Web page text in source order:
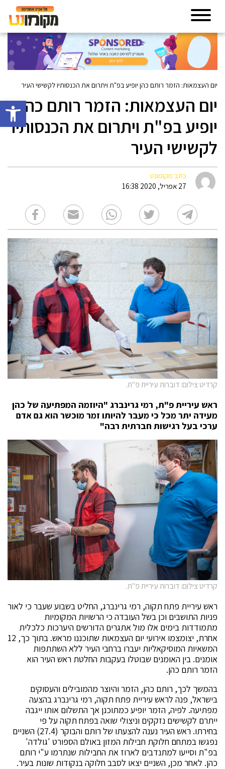
פתח
יום העצמאות: הזמר רותם כהן יופיע בפ"ת ויתרום את הכנסותיו לקשישי העיר
יום העצמאות: הזמר רותם כהן
יופיע בפ"ת ויתרום את הכנסותיו
לקשישי העיר
כתב מקומונט
27 אפריל, 2020 16:38
קרדיט צילום: דוברות עיריית פ"ת.
ראש עיריית פ"ת, רמי גרינברג "היוזמה המפתיעה של כהן
מעידה יתר מכל כי מעבר להיותו זמר מוכשר הוא גם אדם
ערכי בעל רגישות חברתית רבה"
קרדיט צילום: דוברות עיריית פ"ת.
ראש עיריית פתח תקוה, רמי גרינברג, החליט בשבוע שעבר כי לאור
פניות התושבים וכן בשל העובדה כי הרשויות המקומיות
מתמודדות בימים אלו מול אתגרים הדורשים היערכות כלכלית
אחרת, יצומצמו אירועי יום העצמאות שתוכננו מראש. בתוך כך, 12
המשאיות המוסיקאליות יעברו ברחבי העיר ללא השתתפות
אומנים. בין האומנים שבוטלו בעקבות החלטת ראש העיר הוא
הזמר רותם כהן.
בהמשך לכך, רותם כהן, הזמר והיוצר מהמובילים והעסוקים
בישראל, פנה לראש עיריית פתח תקוה, רמי גרינברג בהצעה
מפתיעה. לפיה, הזמר יופיע כמתוכנן אך התשלום אותו ייגבה
ייתרם לקשישים נזקקים וניצולי שואה בפתח תקוה על פי
בחירתו. ראש העיר נענה להצעתו של רותם והבוקר (27.4) השניים
נפגשו במתחם חלוקת חבילות המזון באולם הספורט 'גולדה'
בפ"ת וסייעו למתנדבים לארוז את החבילות שנתרמו ע"י רותם
כהן. לאחר מכן, השניים יצאו לסבב חלוקה בנקודות שונות בעיר.